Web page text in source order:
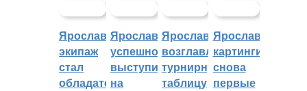
Ярославский
экипаж
стал
обладателем
Ярославцы
успешно
выступили
на
Ярославцы
возглавляют
турнирную
таблицу
Ярославские
картингисты
снова
первые